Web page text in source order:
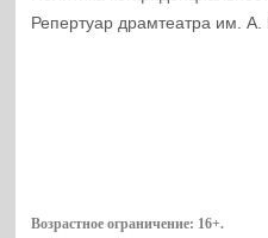
Репертуар драмтеатра им. А.
Возрастное ограничение: 16+.